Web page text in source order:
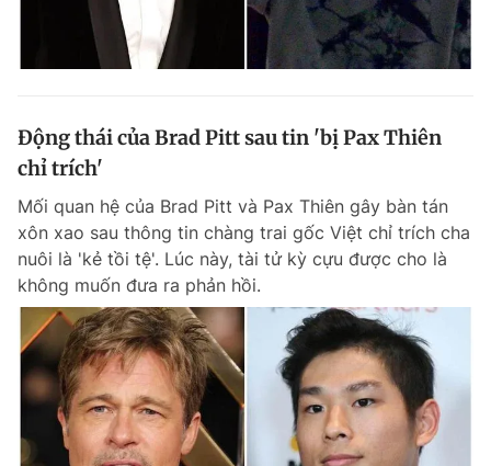
Động thái của Brad Pitt sau tin 'bị Pax Thiên
chỉ trích'
Mối quan hệ của Brad Pitt và Pax Thiên gây bàn tán
xôn xao sau thông tin chàng trai gốc Việt chỉ trích cha
nuôi là 'kẻ tồi tệ'. Lúc này, tài tử kỳ cựu được cho là
không muốn đưa ra phản hồi.